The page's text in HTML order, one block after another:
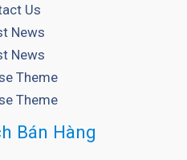
Us
News
News
Theme
Theme
Bán Hàng